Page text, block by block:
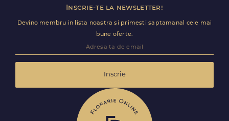
Inscrie-te la newsletter!
Devino membru in lista noastra si primesti saptamanal cele mai
bune oferte.
Inscrie